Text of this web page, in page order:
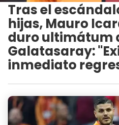
Tras el
hijas, Mauro
duro ultimátum
Galatasaray:
inmediato